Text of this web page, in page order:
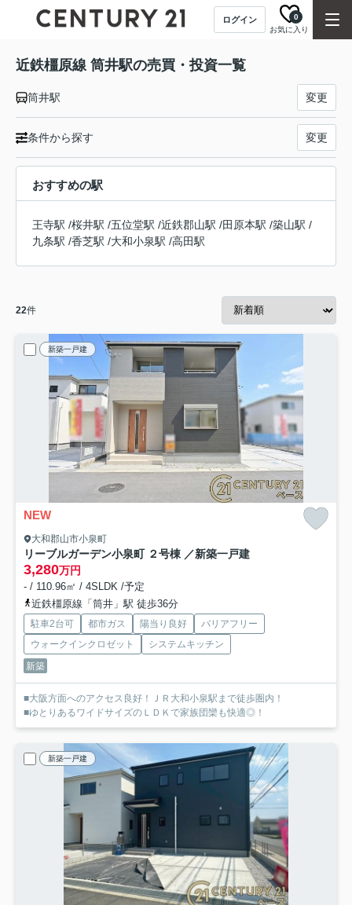
ログイン
お気に入り
0
近鉄橿原線 筒井駅の売買・投資一覧
筒井駅 変更
条件から探す 変更
おすすめの駅
王寺駅 /桜井駅 /五位堂駅 /近鉄郡山駅 /田原本駅 /築山駅 /
九条駅 /香芝駅 /大和小泉駅 /高田駅
22件
新築一戸建
NEW
大和郡山市小泉町
リーブルガーデン小泉町 ２号棟 ／新築一戸建
3,280万円
- / 110.96㎡ / 4SLDK /予定
近鉄橿原線「筒井」駅 徒歩36分
駐車2台可 都市ガス 陽当り良好
バリアフリー
ウォークインクロゼット
システムキッチン
新築
■大阪方面へのアクセス良好！ＪＲ大和小泉駅まで徒歩圏内！
■ゆとりあるワイドサイズのＬＤＫで家族団欒も快適◎！
新築一戸建